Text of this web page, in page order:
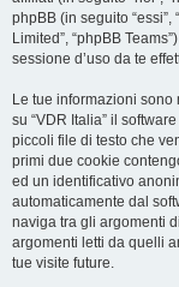
phpBB (in seguito “essi”,
Limited”, “phpBB
sessione d’uso da te
Le tue informazioni
su “VDR Italia” il
piccoli file di testo che
primi due cookie
ed un identificativo
automaticamente dal
naviga tra gli argomenti
argomenti letti da quelli
tue visite future.